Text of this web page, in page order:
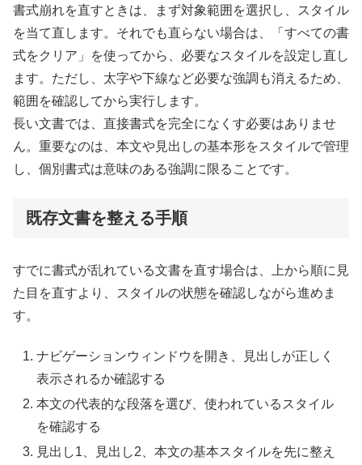
書式崩れを直すときは、まず対象範囲を選択し、スタイル
を当て直します。それでも直らない場合は、「すべての書
式をクリア」を使ってから、必要なスタイルを設定し直し
ます。ただし、太字や下線など必要な強調も消えるため、
範囲を確認してから実行します。
長い文書では、直接書式を完全になくす必要はありませ
ん。重要なのは、本文や見出しの基本形をスタイルで管理
し、個別書式は意味のある強調に限ることです。
既存文書を整える手順
すでに書式が乱れている文書を直す場合は、上から順に見
た目を直すより、スタイルの状態を確認しながら進めま
す。
ナビゲーションウィンドウを開き、見出しが正しく
表示されるか確認する
本文の代表的な段落を選び、使われているスタイル
を確認する
見出し1、見出し2、本文の基本スタイルを先に整え